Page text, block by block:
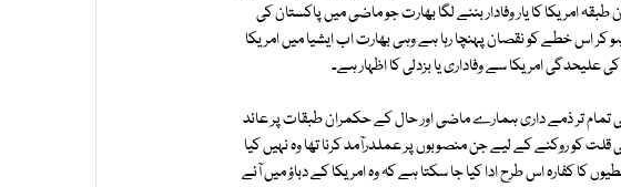
امریکا کا یار وفادار بننے لگا بھارت جو ماضی میں پاکستان کی
اس خطے کو نقصان پہنچا رہا ہے وہی بھارت اب ایشیا میں امریکا
امریکا سے وفاداری یا بزدلی کا اظہار ہے۔
تر ذمے داری ہمارے ماضی اور حال کے حکمران طبقات پر عائد
کو روکنے کے لیے جن منصوبوں پر عملدرآمد کرنا تھا وہ نہیں کیا
کا کفارہ اس طرح ادا کیا جا سکتا ہے کہ وہ امریکا کے دباؤ میں آئے